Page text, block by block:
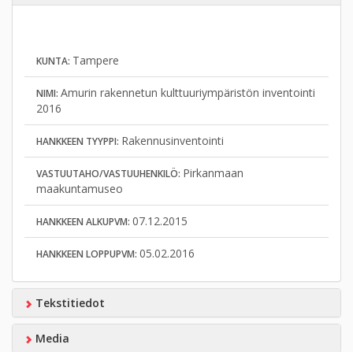
KUNTA: Tampere
NIMI: Amurin rakennetun kulttuuriympäristön inventointi
2016
HANKKEEN TYYPPI: Rakennusinventointi
VASTUUTAHO/VASTUUHENKILÖ: Pirkanmaan
maakuntamuseo
HANKKEEN ALKUPVM: 07.12.2015
HANKKEEN LOPPUPVM: 05.02.2016
Tekstitiedot
Media